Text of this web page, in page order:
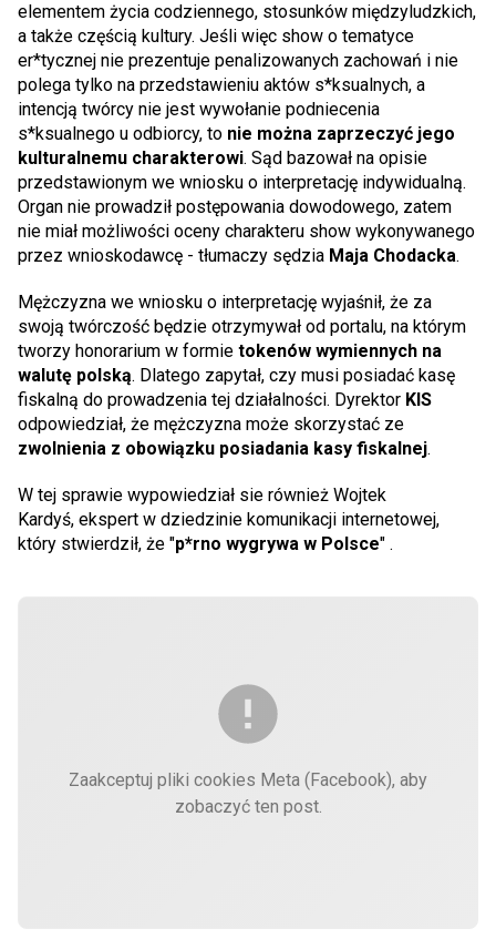
elementem życia codziennego, stosunków międzyludzkich,
a także częścią kultury. Jeśli więc show o tematyce
er*tycznej nie prezentuje penalizowanych zachowań i nie
polega tylko na przedstawieniu aktów s*ksualnych, a
intencją twórcy nie jest wywołanie podniecenia
s*ksualnego u odbiorcy, to nie można zaprzeczyć jego
kulturalnemu charakterowi. Sąd bazował na opisie
przedstawionym we wniosku o interpretację indywidualną.
Organ nie prowadził postępowania dowodowego, zatem
nie miał możliwości oceny charakteru show wykonywanego
przez wnioskodawcę - tłumaczy sędzia Maja Chodacka.
Mężczyzna we wniosku o interpretację wyjaśnił, że za
swoją twórczość będzie otrzymywał od portalu, na którym
tworzy honorarium w formie tokenów wymiennych na
walutę polską. Dlatego zapytał, czy musi posiadać kasę
fiskalną do prowadzenia tej działalności. Dyrektor KIS
odpowiedział, że mężczyzna może skorzystać ze
zwolnienia z obowiązku posiadania kasy fiskalnej.
W tej sprawie wypowiedział sie również Wojtek
Kardyś, ekspert w dziedzinie komunikacji internetowej,
który stwierdził, że "p*rno wygrywa w Polsce" .
Zaakceptuj pliki cookies Meta (Facebook), aby
zobaczyć ten post.